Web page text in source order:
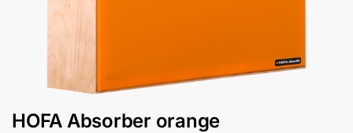
HOFA Absorber orange